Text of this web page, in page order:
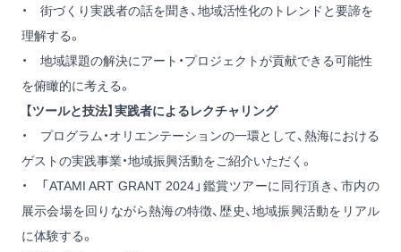
・ 街づくり実践者の話を聞き、地域活性化のトレンドと要諦を
理解する。
・ 地域課題の解決にアート・プロジェクトが貢献できる可能性
を俯瞰的に考える。
【ツールと技法】実践者によるレクチャリング
・ プログラム・オリエンテーションの一環として、熱海における
ゲストの実践事業・地域振興活動をご紹介いただく。
・ 「ATAMI ART GRANT 2024」鑑賞ツアーに同行頂き、市内の
展示会場を回りながら熱海の特徴、歴史、地域振興活動をリアル
に体験する。